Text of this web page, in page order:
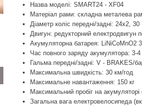
Назва моделі: SMART24 - XF04
Матеріал рами: складна металева
Діаметр коліс передні/задні: 24х2, 30
Двигун: редукторний електродвигун
Акумуляторна батарея: LiNiCoMnO2
Час повного заряду акумулятора: 3-4
Гальма передні/задні: V - BRAKES/
Максимальна швидкість: 30 км/год
Максимальне навантаження: 150 кг
Максимальний пробіг на
Загальна вага електровелосипеда